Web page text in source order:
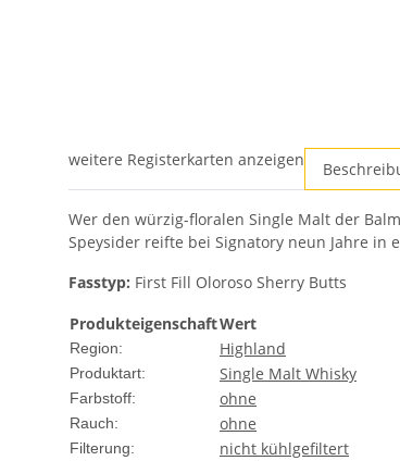
weitere Registerkarten anzeigen
Wer den würzig-floralen Single Malt der
Speysider reifte bei Signatory neun Jahre in
Fasstyp: First Fill Oloroso Sherry Butts
ProdukteigenschaftWert
Region: Highland
Produktart: Single Malt Whisky
Farbstoff: ohne
Rauch: ohne
Filterung: nicht kühlgefiltert